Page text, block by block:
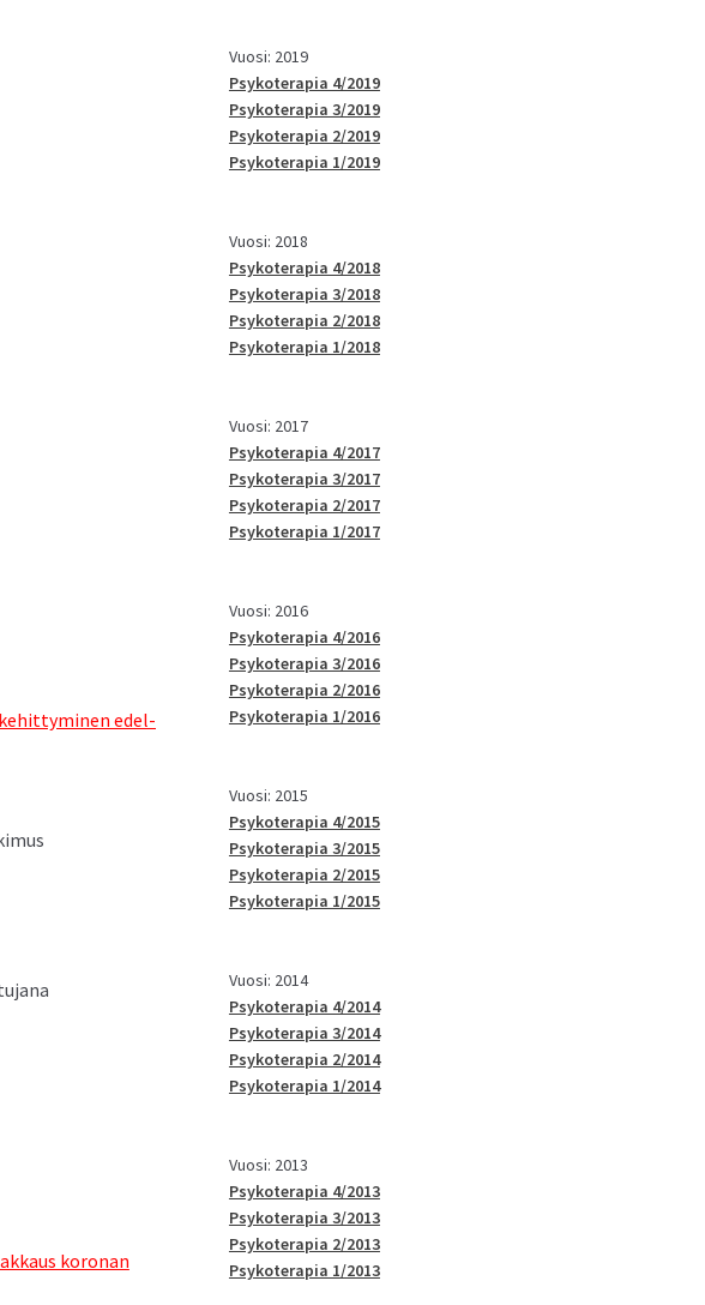
kehit­tymi­nen edel­
koro­nan
Vuosi: 2019
Psykoterapia 4/2019
Psykoterapia 3/2019
Psykoterapia 2/2019
Psykoterapia 1/2019
Vuosi: 2018
Psykoterapia 4/2018
Psykoterapia 3/2018
Psykoterapia 2/2018
Psykoterapia 1/2018
Vuosi: 2017
Psykoterapia 4/2017
Psykoterapia 3/2017
Psykoterapia 2/2017
Psykoterapia 1/2017
Vuosi: 2016
Psykoterapia 4/2016
Psykoterapia 3/2016
Psykoterapia 2/2016
Psykoterapia 1/2016
Vuosi: 2015
Psykoterapia 4/2015
Psykoterapia 3/2015
Psykoterapia 2/2015
Psykoterapia 1/2015
Vuosi: 2014
Psykoterapia 4/2014
Psykoterapia 3/2014
Psykoterapia 2/2014
Psykoterapia 1/2014
Vuosi: 2013
Psykoterapia 4/2013
Psykoterapia 3/2013
Psykoterapia 2/2013
Psykoterapia 1/2013